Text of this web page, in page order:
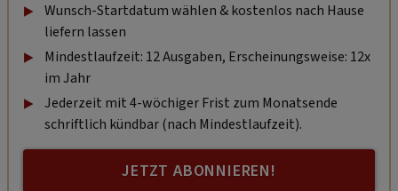
Wunsch-Startdatum wählen & kostenlos nach Hause
liefern lassen
Mindestlaufzeit: 12 Ausgaben, Erscheinungsweise: 12x
im Jahr
Jederzeit mit 4-wöchiger Frist zum Monatsende
schriftlich kündbar (nach Mindestlaufzeit).
JETZT ABONNIEREN!